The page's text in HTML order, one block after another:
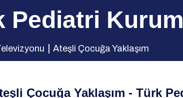
Pediatri
Ateşli Çocuğa Yaklaşım
Çocuğa Yaklaşım - Türk